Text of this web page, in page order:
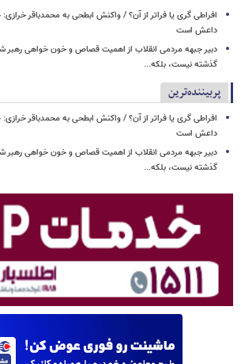
افراطی گری یا فراتر از آن؟ / واکنش ابطحی به محمدباقر
داعش است
دبیر جبهه مردمی انقلاب از اهمیت قصاص و خون خواهی رهبر
گذشته نیست، بلکه...
پربیننده‌ترین
افراطی گری یا فراتر از آن؟ / واکنش ابطحی به محمدباقر
داعش است
دبیر جبهه مردمی انقلاب از اهمیت قصاص و خون خواهی رهبر
گذشته نیست، بلکه...